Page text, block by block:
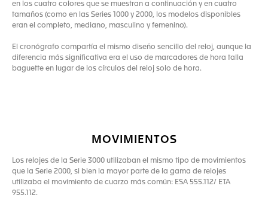
en los cuatro colores que se muestran a continuación y en cuatro
tamaños (como en las Series 1000 y 2000, los modelos disponibles
eran el completo, mediano, masculino y femenino).
El cronógrafo compartía el mismo diseño sencillo del reloj, aunque la
diferencia más significativa era el uso de marcadores de hora talla
baguette en lugar de los círculos del reloj solo de hora.
MOVIMIENTOS
Los relojes de la Serie 3000 utilizaban el mismo tipo de movimientos
que la Serie 2000, si bien la mayor parte de la gama de relojes
utilizaba el movimiento de cuarzo más común: ESA 555.112/ ETA
955.112.